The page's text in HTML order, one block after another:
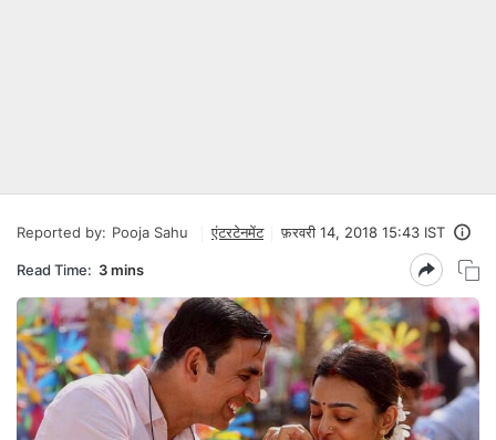
Reported by: Pooja Sahu एंटरटेनमेंट फ़रवरी 14, 2018 15:43 IST
Read Time: 3 mins